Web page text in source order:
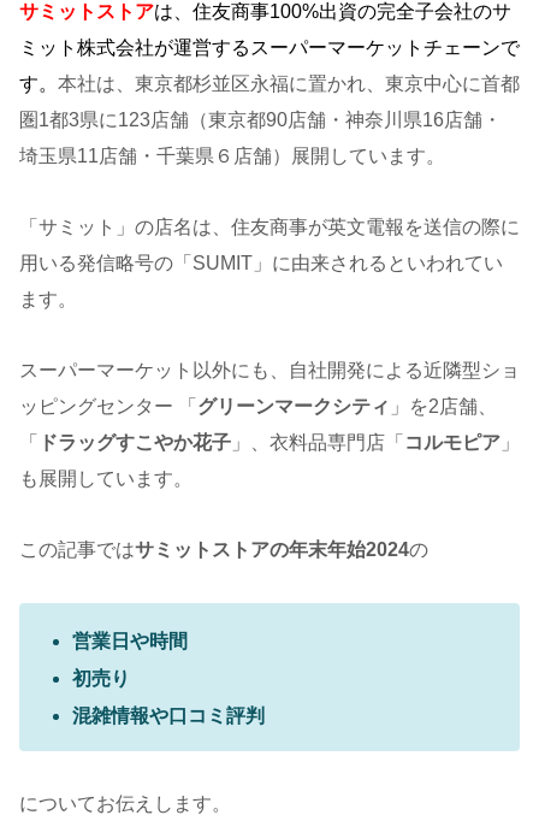
サミットストアは、住友商事100%出資の完全子会社のサ
ミット株式会社が運営するスーパーマーケットチェーンで
す。 本社は、東京都杉並区永福に置かれ、東京中心に首都
圏1都3県に123店舗（東京都90店舗・神奈川県16店舗・
埼玉県11店舗・千葉県６店舗）展開しています。
「サミット」の店名は、住友商事が英文電報を送信の際に
用いる発信略号の「SUMIT」に由来されるといわれてい
ます。
スーパーマーケット以外にも、自社開発による近隣型ショ
ッピングセンター 「 グリーンマークシティ 」を2店舗、
「
ドラッグすこやか花子 」、衣料品専門店「 コルモピア 」
も展開しています。
この記事ではサミットストアの年末年始2024の
営業日や時間
初売り
混雑情報や口コミ評判
についてお伝えします。